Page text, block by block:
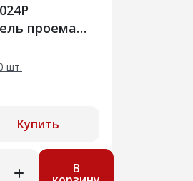
проема
шт.
Купить
В